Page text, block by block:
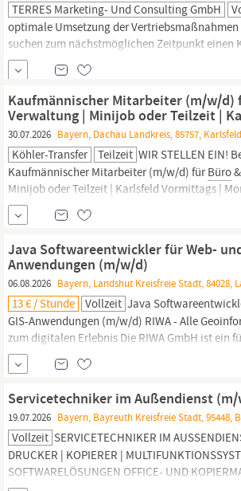
TERRES Marketing- Und Consulting GmbH
optimale Umsetzung der
suchen zum nächstmöglichen Zeitpunkt einen
Manager Franchise Vertrieb
Betreuung und Beratung Raiffeisen-Märkte und
Kooperationspartner. Ihr Vertriebsgebiet
gesamte BundeslandBayern.Ihre
Kaufmännischer Mitarbeiter (m/w/d)
Verwaltung | Minijob oder Teilzeit |
30.07.2026 Bayern, Dachau Landkreis, 85757, Karlsfeld
Köhler-Transfer Teilzeit WIR STELLEN EIN!
Kaufmännischer Mitarbeiter (m/w/d) fürBüro
Minijob oder Teilzeit | Karlsfeld Vormittags |
Deine Aufgaben Ansprechpartner für unser
unsere Kunden Sicherstellung des täglichen
Java Softwareentwickler für Web-
Anwendungen (m/w/d)
06.08.2026 Bayern, Landshut Kreisfreie Stadt, 84028,
13 € / Stunde Vollzeit Java
GIS-Anwendungen (m/w/d) RIWA - Alle
zum digitalen Erlebnis Die RIWA GmbH ist ein
Unternehmen im Bereich Geoinformationen
Fachverfahren mit über 25 Jahren Erfahrung
Servicetechniker im Außendienst
19.07.2026 Bayern, Bayreuth Kreisfreie Stadt, 95448,
Vollzeit SERVICETECHNIKER IM
DRUCKER | KOPIERER |
SOFTWARELÖSUNGEN OFFICE- UND